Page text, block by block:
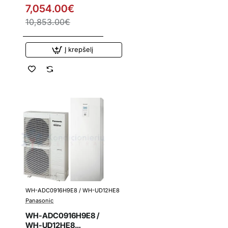
Panasonic 9.0 kW
oras-vanduo šilumos
siurblys su
talpa 3 f
7,054.00€
10,853.00€
Į krepšelį
Išpardavimas
WH-ADC0916H9E8 / WH-UD12HE8
Panasonic
WH-ADC0916H9E8 /
WH-UD12HE8